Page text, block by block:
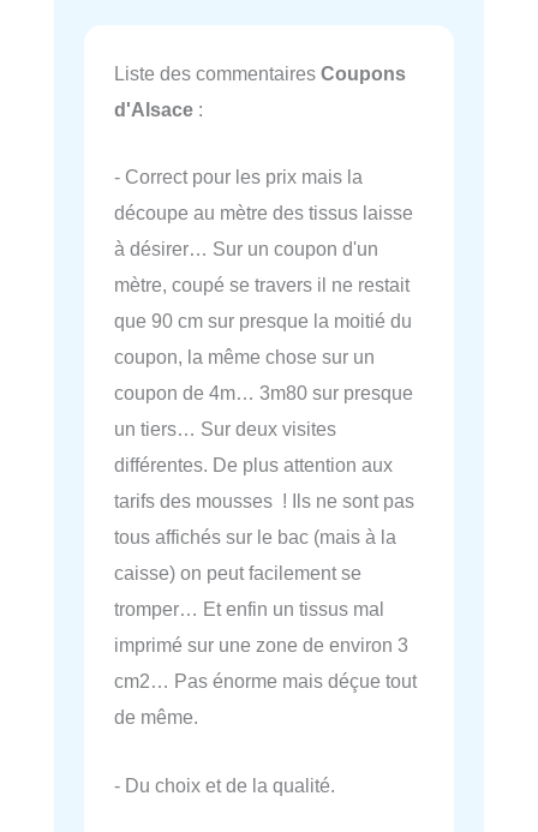
Liste des commentaires Coupons
d'Alsace :
- Correct pour les prix mais la
découpe au mètre des tissus laisse
à désirer… Sur un coupon d'un
mètre, coupé se travers il ne restait
que 90 cm sur presque la moitié du
coupon, la même chose sur un
coupon de 4m… 3m80 sur presque
un tiers… Sur deux visites
différentes. De plus attention aux
tarifs des mousses ! Ils ne sont pas
tous affichés sur le bac (mais à la
caisse) on peut facilement se
tromper… Et enfin un tissus mal
imprimé sur une zone de environ 3
cm2… Pas énorme mais déçue tout
de même.
- Du choix et de la qualité.